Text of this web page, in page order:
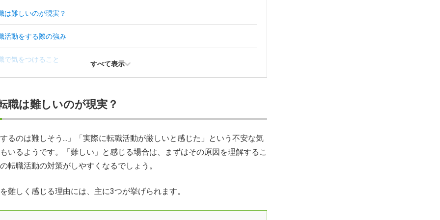
は難しいのが現実？
活動をする際の強み
で気をつけること
におすすめの資格
に関するQ＆A
すべて表示
職は難しいのが現実？
るのは難しそう...」「実際に転職活動が厳しいと感じた」という不安な気
いるようです。「難しい」と感じる場合は、まずはその原因を理解するこ
転職活動の対策がしやすくなるでしょう。
難しく感じる理由には、主に3つが挙げられます。